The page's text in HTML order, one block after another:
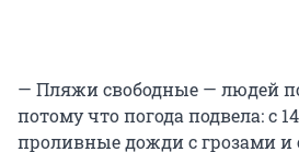
— Пляжи свободные — людей
потому что погода подвела: с
проливные дожди с грозами